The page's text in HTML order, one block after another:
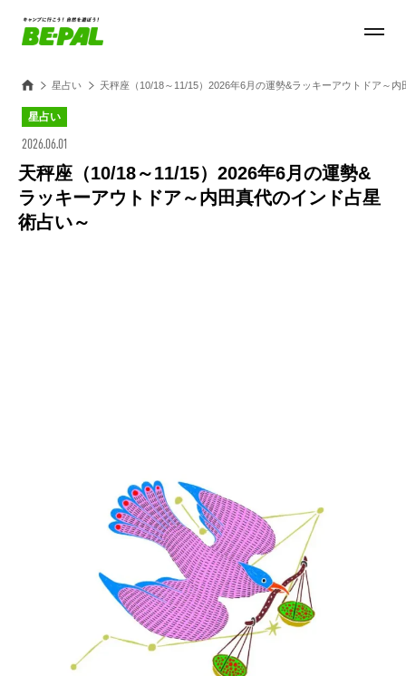
星占い 天秤座（10/18～11/15）2026年6月の運勢&ラッキーアウトドア～
星占い
2026.06.01
天秤座（10/18～11/15）2026年6月の運勢&
ラッキーアウトドア～内田真代のインド占星
術占い～